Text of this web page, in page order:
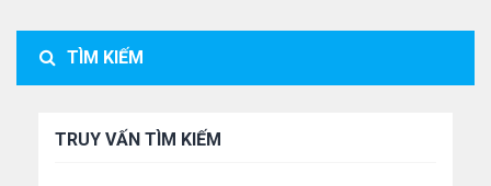
TÌM KIẾM
TRUY VẤN TÌM KIẾM